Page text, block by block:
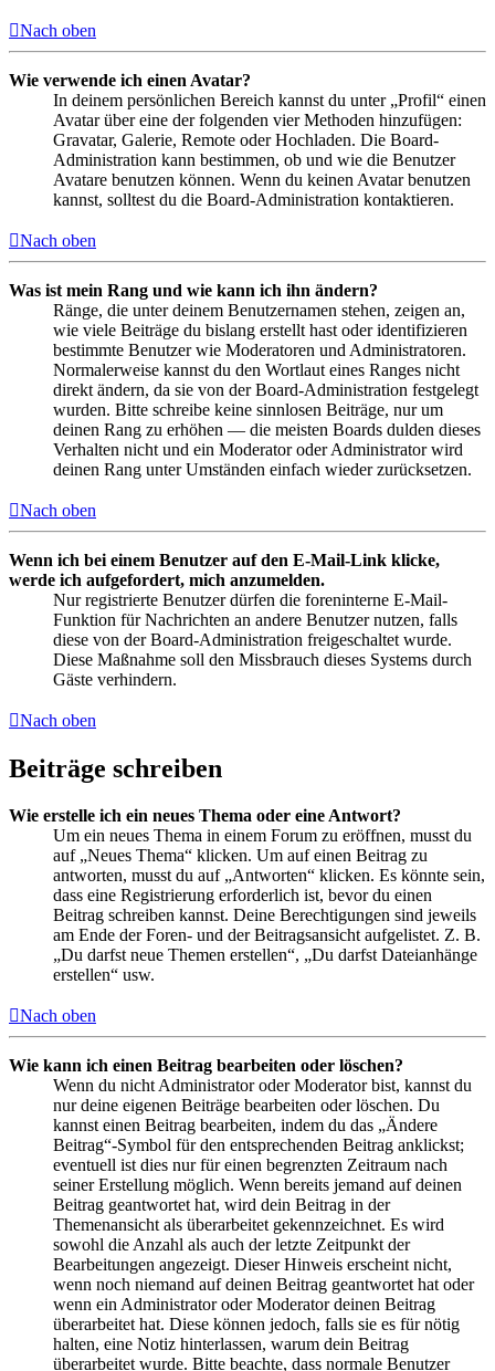
Nach oben
Wie verwende ich einen Avatar?
In deinem persönlichen Bereich kannst du unter „Profil“ einen
Avatar über eine der folgenden vier Methoden hinzufügen:
Gravatar, Galerie, Remote oder Hochladen. Die Board-
Administration kann bestimmen, ob und wie die Benutzer
Avatare benutzen können. Wenn du keinen Avatar benutzen
kannst, solltest du die Board-Administration kontaktieren.
Nach oben
Was ist mein Rang und wie kann ich ihn ändern?
Ränge, die unter deinem Benutzernamen stehen, zeigen an,
wie viele Beiträge du bislang erstellt hast oder identifizieren
bestimmte Benutzer wie Moderatoren und Administratoren.
Normalerweise kannst du den Wortlaut eines Ranges nicht
direkt ändern, da sie von der Board-Administration festgelegt
wurden. Bitte schreibe keine sinnlosen Beiträge, nur um
deinen Rang zu erhöhen — die meisten Boards dulden dieses
Verhalten nicht und ein Moderator oder Administrator wird
deinen Rang unter Umständen einfach wieder zurücksetzen.
Nach oben
Wenn ich bei einem Benutzer auf den E-Mail-Link klicke,
werde ich aufgefordert, mich anzumelden.
Nur registrierte Benutzer dürfen die foreninterne E-Mail-
Funktion für Nachrichten an andere Benutzer nutzen, falls
diese von der Board-Administration freigeschaltet wurde.
Diese Maßnahme soll den Missbrauch dieses Systems durch
Gäste verhindern.
Nach oben
Beiträge schreiben
Wie erstelle ich ein neues Thema oder eine Antwort?
Um ein neues Thema in einem Forum zu eröffnen, musst du
auf „Neues Thema“ klicken. Um auf einen Beitrag zu
antworten, musst du auf „Antworten“ klicken. Es könnte sein,
dass eine Registrierung erforderlich ist, bevor du einen
Beitrag schreiben kannst. Deine Berechtigungen sind jeweils
am Ende der Foren- und der Beitragsansicht aufgelistet. Z. B.
„Du darfst neue Themen erstellen“, „Du darfst Dateianhänge
erstellen“ usw.
Nach oben
Wie kann ich einen Beitrag bearbeiten oder löschen?
Wenn du nicht Administrator oder Moderator bist, kannst du
nur deine eigenen Beiträge bearbeiten oder löschen. Du
kannst einen Beitrag bearbeiten, indem du das „Ändere
Beitrag“-Symbol für den entsprechenden Beitrag anklickst;
eventuell ist dies nur für einen begrenzten Zeitraum nach
seiner Erstellung möglich. Wenn bereits jemand auf deinen
Beitrag geantwortet hat, wird dein Beitrag in der
Themenansicht als überarbeitet gekennzeichnet. Es wird
sowohl die Anzahl als auch der letzte Zeitpunkt der
Bearbeitungen angezeigt. Dieser Hinweis erscheint nicht,
wenn noch niemand auf deinen Beitrag geantwortet hat oder
wenn ein Administrator oder Moderator deinen Beitrag
überarbeitet hat. Diese können jedoch, falls sie es für nötig
halten, eine Notiz hinterlassen, warum dein Beitrag
überarbeitet wurde. Bitte beachte, dass normale Benutzer